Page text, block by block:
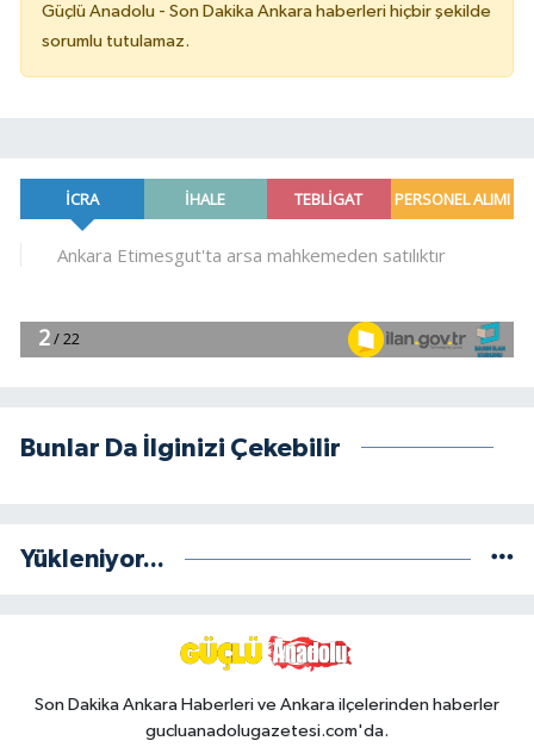
Güçlü Anadolu - Son Dakika Ankara haberleri hiçbir şekilde
sorumlu tutulamaz.
Bunlar Da İlginizi Çekebilir
Yükleniyor...
Son Dakika Ankara Haberleri ve Ankara ilçelerinden haberler
gucluanadolugazetesi.com'da.